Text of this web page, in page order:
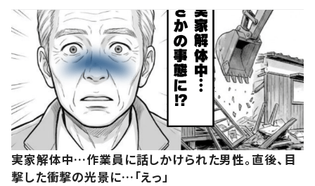
実家解体中…作業員に話しかけられた男性。直後、目
撃した衝撃の光景に…「えっ」